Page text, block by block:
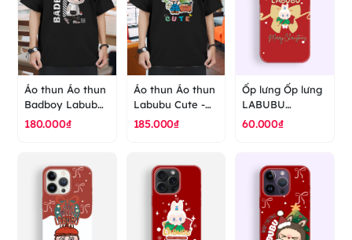
Áo thun Áo thun
Badboy Labubu
- áo thun cao
180.000₫
Áo thun Áo thun
Labubu Cute -
The Monster - áo
185.000₫
Ốp lưng Ốp lưng
LABUBU
CHRISTMAS
cấp ranus
60.000₫